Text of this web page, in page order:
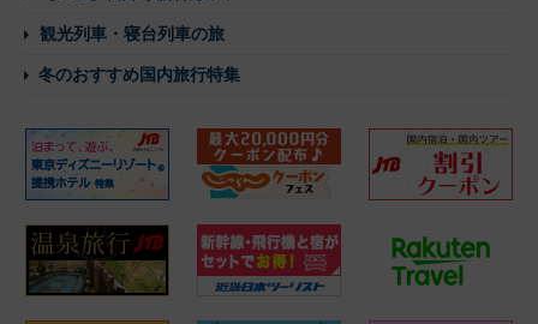
観光列車・寝台列車の旅
冬のおすすめ国内旅行特集